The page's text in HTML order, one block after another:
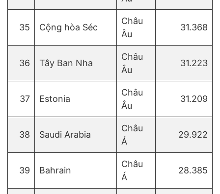
35 Cộng hòa Séc
Châu
Âu
31.368
36 Tây Ban Nha
Châu
Âu
31.223
37 Estonia
Châu
Âu
31.209
38 Saudi Arabia
Châu
Á
29.922
39 Bahrain
Châu
Á
28.385